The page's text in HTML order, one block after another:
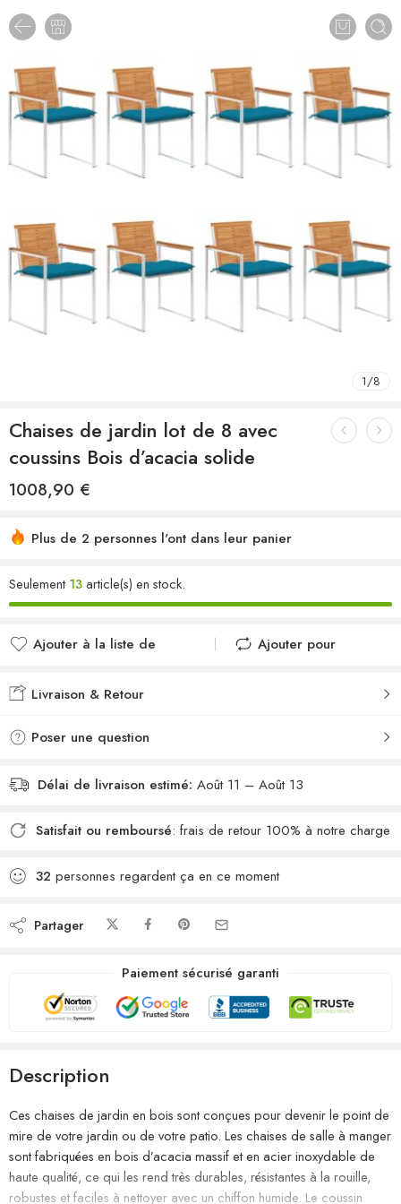
1/8
Chaises de jardin lot de 8 avec
coussins Bois d’acacia solide
1008,90 €
Plus de 2 personnes l'ont dans leur panier
Seulement 13article(s) en stock.
Ajouter à la liste de
Ajouté à la liste de
Ajouter pour
Livraison & Retour
Poser une question
Délai de livraison estimé: Août 11 – Août 13
Satisfait ou remboursé: frais de retour 100% à notre charge
32 personnes regardent ça en ce moment
Partager
Paiement sécurisé garanti
Description
Ces chaises de jardin en bois sont conçues pour devenir le point de
mire de votre jardin ou de votre patio. Les chaises de salle à manger
sont fabriquées en bois d’acacia massif et en acier inoxydable de
haute qualité, ce qui les rend très durables, résistantes à la rouille,
robustes et faciles à nettoyer avec un chiffon humide. Le coussin